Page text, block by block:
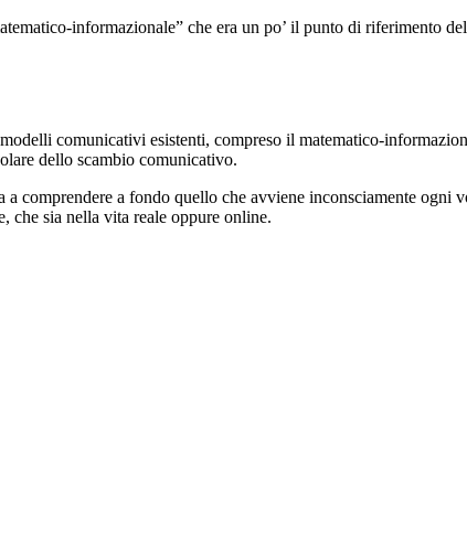
informazionale” che era un po’ il punto di riferimento
comunicativi esistenti, compreso il matematico-
dello scambio comunicativo.
comprendere a fondo quello che avviene inconsciamente ogni
che sia nella vita reale oppure online.